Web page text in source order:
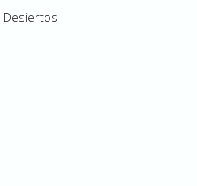
Desiertos